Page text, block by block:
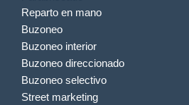
Reparto en mano
Buzoneo
Buzoneo interior
Buzoneo direccionado
Buzoneo selectivo
Street marketing